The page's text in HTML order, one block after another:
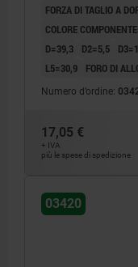
FORZA DI TAGLIO A
COLORE
D=39,3
D2=5,5
L5=30,9
FORO DI
Numero d’ordine:
17,05 €
+ IVA
più le spese di spedizione
03420